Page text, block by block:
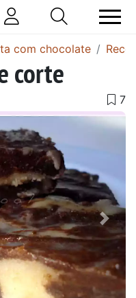
com chocolate
corte
Next